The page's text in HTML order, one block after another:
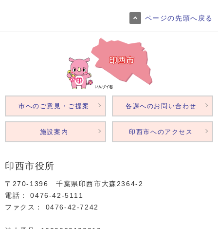
ページの先頭へ戻る
印西市役所
〒270-1396 千葉県印西市大森2364‐2
電話： 0476‐42‐5111
ファクス： 0476‐42‐7242
市へのご意見・ご提案 各課へのお問い合わせ
施設案内 印西市へのアクセス